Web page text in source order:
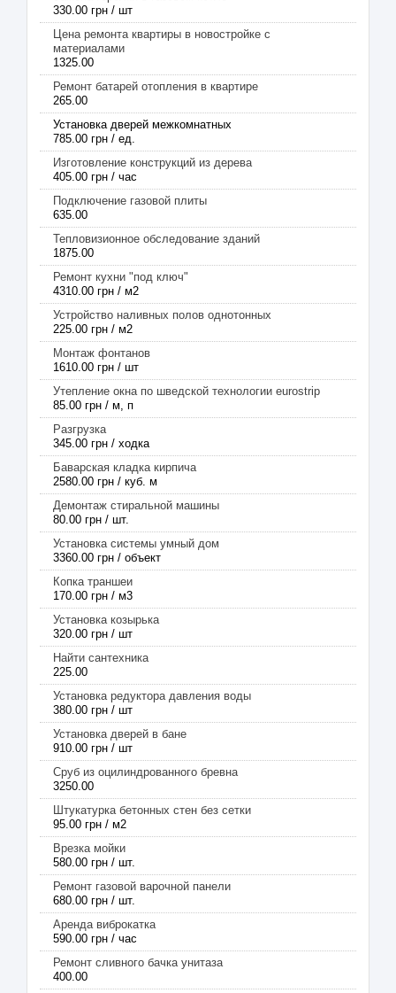
330.00 грн / шт
Цена ремонта квартиры в новостройке с
материалами
1325.00
Ремонт батарей отопления в квартире
265.00
Установка дверей межкомнатных
785.00 грн / ед.
Изготовление конструкций из дерева
405.00 грн / час
Подключение газовой плиты
635.00
Тепловизионное обследование зданий
1875.00
Ремонт кухни "под ключ"
4310.00 грн / м2
Устройство наливных полов однотонных
225.00 грн / м2
Монтаж фонтанов
1610.00 грн / шт
Утепление окна по шведской технологии eurostrip
85.00 грн / м, п
Разгрузка
345.00 грн / ходка
Баварская кладка кирпича
2580.00 грн / куб. м
Демонтаж стиральной машины
80.00 грн / шт.
Установка системы умный дом
3360.00 грн / объект
Копка траншеи
170.00 грн / м3
Установка козырька
320.00 грн / шт
Найти сантехника
225.00
Установка редуктора давления воды
380.00 грн / шт
Установка дверей в бане
910.00 грн / шт
Сруб из оцилиндрованного бревна
3250.00
Штукатурка бетонных стен без сетки
95.00 грн / м2
Врезка мойки
580.00 грн / шт.
Ремонт газовой варочной панели
680.00 грн / шт.
Аренда виброкатка
590.00 грн / час
Ремонт сливного бачка унитаза
400.00